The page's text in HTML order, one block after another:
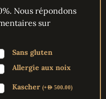
Nous répondons
sur
Sans gluten
Allergie aux noix
Kascher (+AED 500.00)